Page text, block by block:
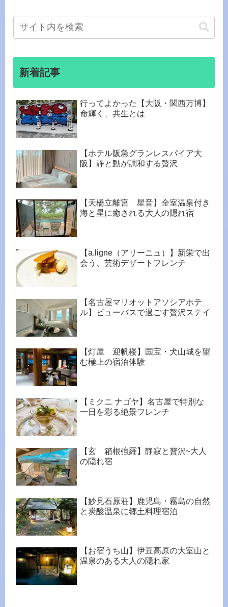
新着記事
行ってよかった【大阪・関西万博】
命輝く、共生とは
【ホテル阪急グランレスパイア大
阪】静と動が調和する贅沢
【天橋立離宮 星音】全室温泉付き
海と星に癒される大人の隠れ宿
【a.ligne（アリーニュ）】新栄で出
会う、芸術デザートフレンチ
【名古屋マリオットアソシアホテ
ル】ビューバスで過ごす贅沢ステイ
【灯屋 迎帆楼】国宝・犬山城を望
む極上の宿泊体験
【ミクニ ナゴヤ】名古屋で特別な
一日を彩る絶景フレンチ
【玄 箱根強羅】静寂と贅沢~大人
の隠れ宿
【妙見石原荘】鹿児島・霧島の自然
と炭酸温泉に郷土料理宿泊
【お宿うち山】伊豆高原の大室山と
温泉のある大人の隠れ家